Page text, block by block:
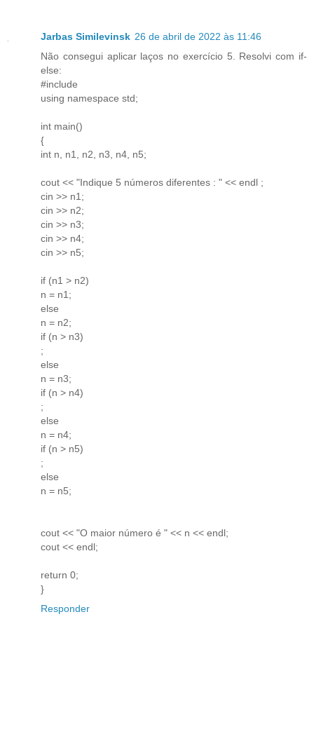
Jarbas Similevinsk 26 de abril de 2022 às 11:46
Não consegui aplicar laços no exercício 5. Resolvi com if-
else:
#include
using namespace std;
int main()
{
int n, n1, n2, n3, n4, n5;
cout << "Indique 5 números diferentes : " << endl ;
cin >> n1;
cin >> n2;
cin >> n3;
cin >> n4;
cin >> n5;
if (n1 > n2)
n = n1;
else
n = n2;
if (n > n3)
;
else
n = n3;
if (n > n4)
;
else
n = n4;
if (n > n5)
;
else
n = n5;
cout << "O maior número é " << n << endl;
cout << endl;
return 0;
}
Responder